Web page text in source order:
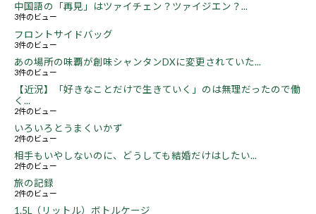
中国語の「再見」はツァイチェン？ツァイジエン？...
3件のビュー
フロントサイドバッグ
3件のビュー
あの場所の味覇が創味シャンタンDXに変更されていた...
3件のビュー
【近況】「好きなことだけで生きていく」のは無理だったので働
く...
2件のビュー
いろいろとうまくいかず
2件のビュー
相手もいやしないのに、どうしても結婚だけはしたい...
2件のビュー
旅の記録
2件のビュー
1.5L（リットル）ボトルケージ